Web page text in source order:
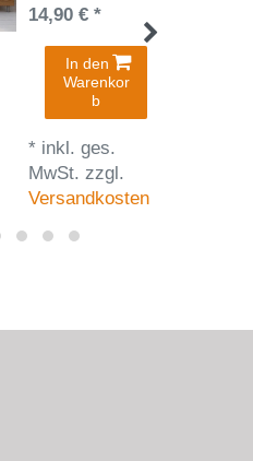
14,90 € *
In den
Warenkor
b
* inkl. ges.
MwSt. zzgl.
Versandkosten